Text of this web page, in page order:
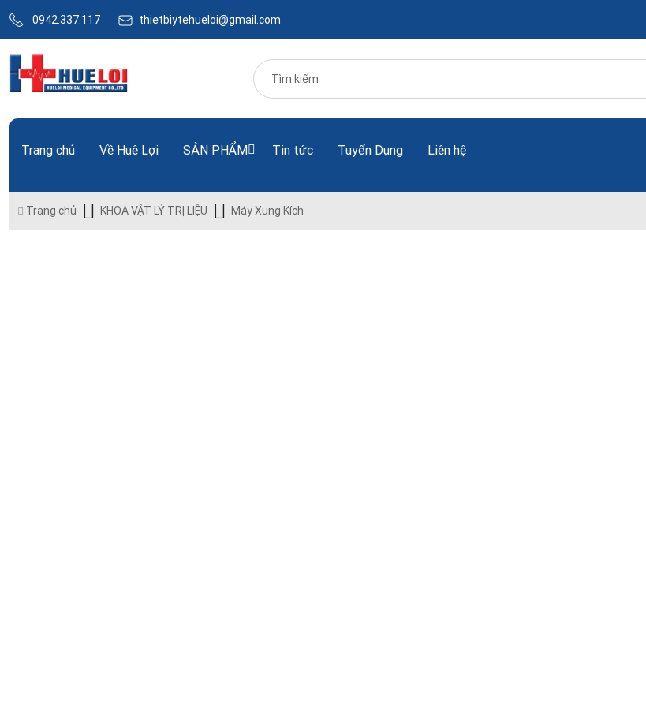
0942.337.117 thietbiytehueloi@gmail.com
Trang chủ Về Huê Lợi SẢN PHẨM Tin tức Tuyển Dụng Liên hệ
Trang chủ KHOA VẬT LÝ TRỊ LIỆU Máy Xung Kích